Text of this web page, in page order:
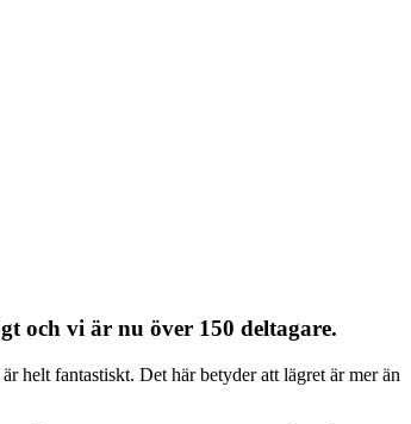
och vi är nu över 150 deltagare.
helt fantastiskt. Det här betyder att lägret är mer än